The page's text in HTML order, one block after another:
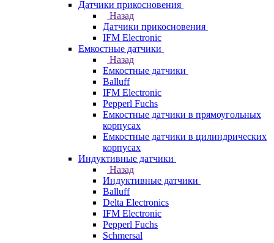
Датчики прикосновения
Назад
Датчики прикосновения
IFM Electronic
Емкостные датчики
Назад
Емкостные датчики
Balluff
IFM Electronic
Pepperl Fuchs
Емкостные датчики в прямоугольных
корпусах
Емкостные датчики в цилиндрических
корпусах
Индуктивные датчики
Назад
Индуктивные датчики
Balluff
Delta Electronics
IFM Electronic
Pepperl Fuchs
Schmersal